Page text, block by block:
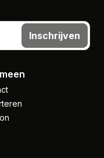
Inschrijven